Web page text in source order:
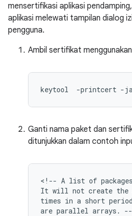
mensertifikasi aplikasi
aplikasi melewati tampilan dialog
pengguna.
Ambil sertifikat
keytool -printcert -
Ganti nama paket dan
ditunjukkan dalam contoh
<!-- A list of packages
It will not create the
times in a short
are parallel arrays.